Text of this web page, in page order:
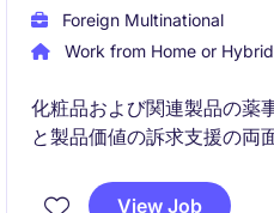
Foreign Multinational
Work from Home or Hybrid
化粧品および関連製品の薬
と製品価値の訴求支援の両
市場競争力の高い表現・戦
View Job